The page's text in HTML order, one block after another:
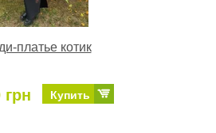
платье котик
грн Купить